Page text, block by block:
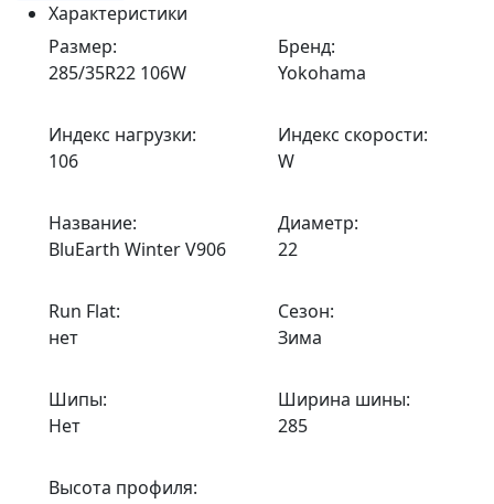
Характеристики
Размер:
285/35R22 106W
Бренд:
Yokohama
Индекс нагрузки:
106
Индекс скорости:
W
Название:
BluEarth Winter V906
Диаметр:
22
Run Flat:
нет
Сезон:
Зима
Шипы:
Нет
Ширина шины:
285
Высота профиля: